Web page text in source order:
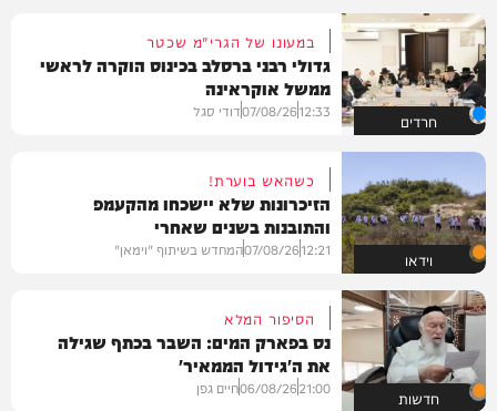
חרדים
במעונו של הגרי"מ שכטר
גדולי רבני ברסלב בכינוס הוקרה לראשי
ממשל אוקראינה
12:33
07/08/26דודי סגל
וידאו
כשהאש בוערת!
הזיכרונות שלא יישכחו מהקעמפ
והתובנות בשנים שאחרי
12:21
07/08/26המחדש בשיתוף "וימאן"
חדשות
הסיפור המלא
נס בפארק המים: השבר בכתף שגילה
את ה'גידול הממאיר'
21:00
06/08/26חיים גפן